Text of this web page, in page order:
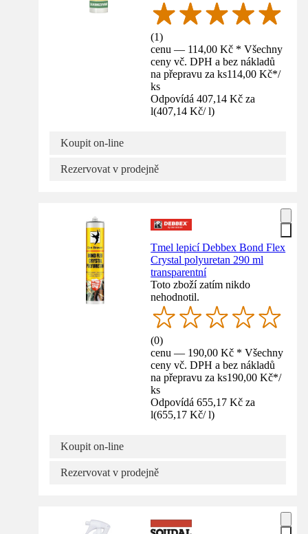
(1)
cenu — 114,00 Kč * Všechny
ceny vč. DPH a bez nákladů
na přepravu za ks114,00 Kč*/
ks
Odpovídá 407,14 Kč za
l(407,14 Kč/ l)
Koupit on-line
Rezervovat v prodejně
Tmel lepicí Debbex Bond Flex
Crystal polyuretan 290 ml
transparentní
Toto zboží zatím nikdo
nehodnotil.
(0)
cenu — 190,00 Kč * Všechny
ceny vč. DPH a bez nákladů
na přepravu za ks190,00 Kč*/
ks
Odpovídá 655,17 Kč za
l(655,17 Kč/ l)
Koupit on-line
Rezervovat v prodejně